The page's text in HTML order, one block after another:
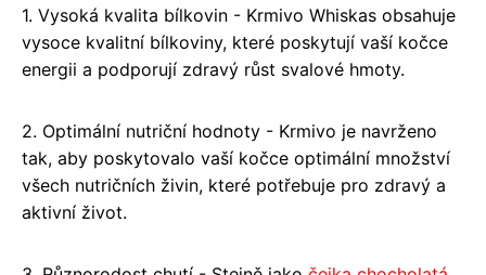
1. Vysoká kvalita bílkovin - Krmivo Whiskas obsahuje
vysoce kvalitní bílkoviny, které poskytují vaší kočce
energii a podporují zdravý růst svalové hmoty.
2. Optimální nutriční hodnoty - Krmivo je navrženo
tak, aby poskytovalo vaší kočce optimální množství
všech nutričních živin, které potřebuje pro zdravý a
aktivní život.